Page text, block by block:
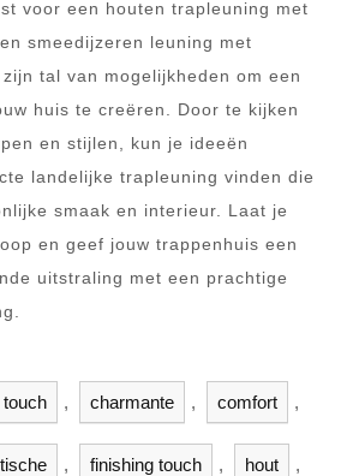
voor een houten trapleuning met
smeedijzeren leuning met
tal van mogelijkheden om een
huis te creëren. Door te kijken
en stijlen, kun je ideeën
landelijke trapleuning vinden die
smaak en interieur. Laat je
en geef jouw trappenhuis een
uitstraling met een prachtige
, charmante , comfort ,
, finishing touch , hout ,